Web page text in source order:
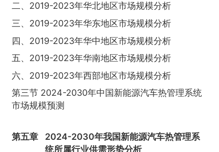
二、2019-2023年华北地区市场规模分析
三、2019-2023年华东地区市场规模分析
四、2019-2023年华中地区市场规模分析
五、2019-2023年华南地区市场规模分析
六、2019-2023年西部地区市场规模分析
第三节 2024-2030年中国新能源汽车热管理系统
市场规模预测
第五章
2024-2030年我国新能源汽车热管理系
统所属行业供需形势分析